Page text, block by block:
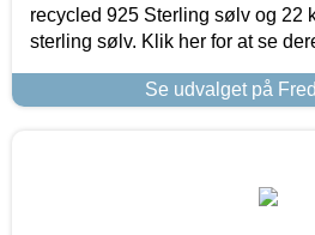
recycled 925 Sterling sølv og 22
sterling sølv. Klik her for at se
Se udvalget på